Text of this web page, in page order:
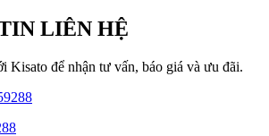
LIÊN HỆ
Kisato để nhận tư vấn, báo giá và ưu đãi.